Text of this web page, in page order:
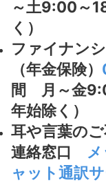
～土9:00～
く）
ファイナン
（年金保険）
間 月～金
年始除く）
耳や言葉の
連絡窓口
ャット通訳